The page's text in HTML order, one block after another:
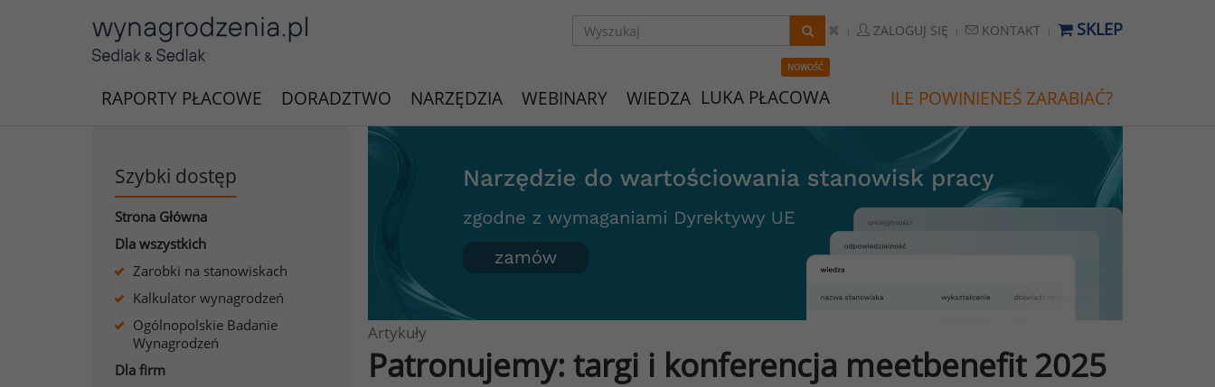
ZALOGUJ SIĘ KONTAKT SKLEP
RAPORTY PŁACOWE DORADZTWO NARZĘDZIA WEBINARY WIEDZA
NOWOŚĆ
LUKA PŁACOWA ILE POWINIENEŚ ZARABIAĆ?
Szybki dostęp
Strona Główna
Dla wszystkich
Zarobki na stanowiskach
Kalkulator wynagrodzeń
Ogólnopolskie Badanie
Wynagrodzeń
Dla firm
Artykuły
Patronujemy: targi i konferencja meetbenefit 2025